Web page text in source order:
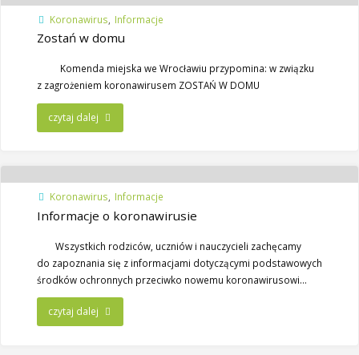
Koronawirus Informacje
Zostań w domu
Komenda miejska we Wrocławiu przypomina: w związku
z zagrożeniem koronawirusem ZOSTAŃ W DOMU
czytaj dalej
Koronawirus, Informacje
Informacje o koronawirusie
Wszystkich rodziców, uczniów i nauczycieli zachęcamy
do zapoznania się z informacjami dotyczącymi podstawowych
środków ochronnych przeciwko nowemu koronawirusowi…
czytaj dalej